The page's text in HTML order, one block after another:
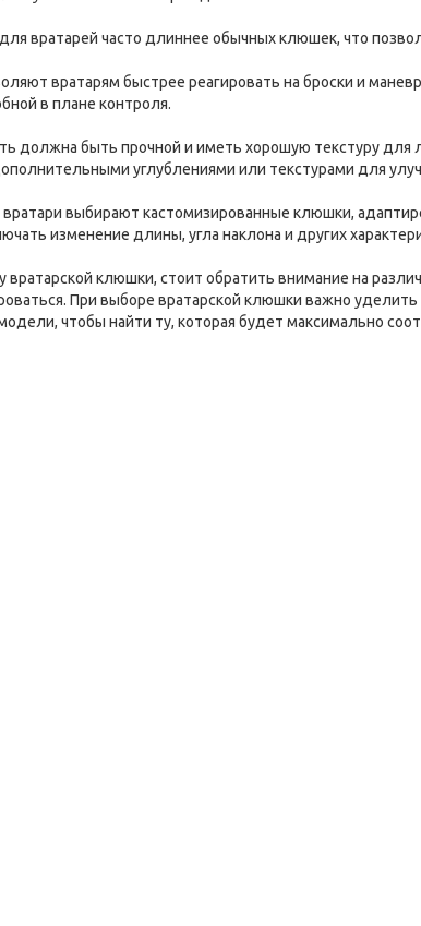
вратарей часто длиннее обычных клюшек, что
вратарям быстрее реагировать на броски и
в плане контроля.
должна быть прочной и иметь хорошую текстуру для
углублениями или текстурами для
вратари выбирают кастомизированные клюшки,
изменение длины, угла наклона и других
вратарской клюшки, стоит обратить внимание на
При выборе вратарской клюшки важно
чтобы найти ту, которая будет максимально